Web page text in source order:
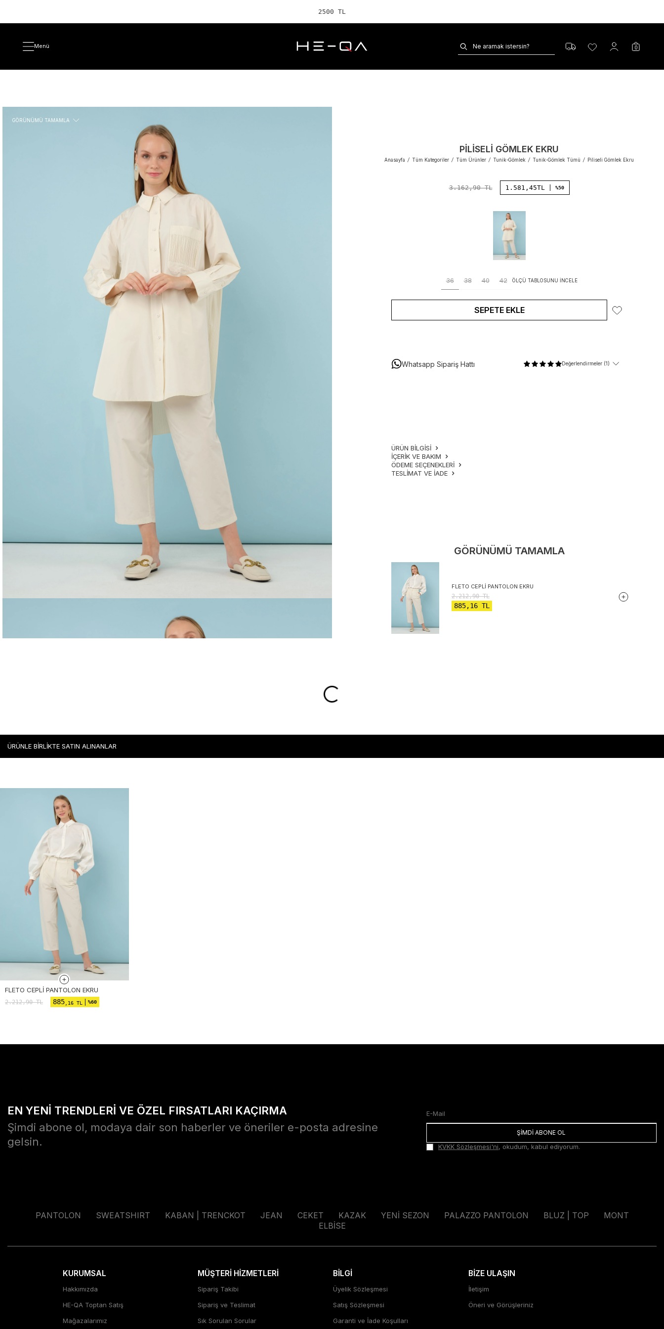
2500 TL ve üzeri
Menü 0
GÖRÜNÜMÜ TAMAMLA
PILISELI GÖMLEK EKRU
Anasayfa / Tüm Kategoriler / Tüm Ürünler / Tunik-Gömlek / Tunik-Gömlek Tümü / Piliseli Gömlek Ekru
3.162,90TL 1.581,45TL %50
36 38 40 42 ÖLÇÜ TABLOSUNU İNCELE
SEPETE EKLE
Whatsapp Sipariş Hattı Değerlendirmeler (1)
ÜRÜN BİLGİSİ
İÇERIK VE BAKIM
ÖDEME SEÇENEKLERI
TESLIMAT VE İADE
GÖRÜNÜMÜ TAMAMLA
FLETO CEPLI PANTOLON EKRU
2.212,90TL
885,16TL
ÜRÜNLE BİRLİKTE SATIN ALINANLAR
FLETO CEPLI PANTOLON EKRU
2.212,90TL 885,16 TL %60
EN YENİ TRENDLERİ VE ÖZEL FIRSATLARI KAÇIRMA
Şimdi abone ol, modaya dair son haberler ve öneriler e-posta adresine
gelsin.
ŞİMDİ ABONE OL
KVKK Sözleşmesi'ni, okudum, kabul ediyorum.
PANTOLON SWEATSHIRT KABAN | TRENCKOT JEAN CEKET KAZAK YENİ SEZON PALAZZO PANTOLON BLUZ | TOP
MONT
ELBİSE
KURUMSAL
Hakkımızda
HE-QA Toptan Satış
Mağazalarımız
MÜŞTERİ HİZMETLERİ
Sipariş Takibi
Sipariş ve Teslimat
Sık Sorulan Sorular
BİLGİ
Üyelik Sözleşmesi
Satış Sözleşmesi
Garanti ve İade Koşulları
BİZE ULAŞIN
İletişim
Öneri ve Görüşleriniz